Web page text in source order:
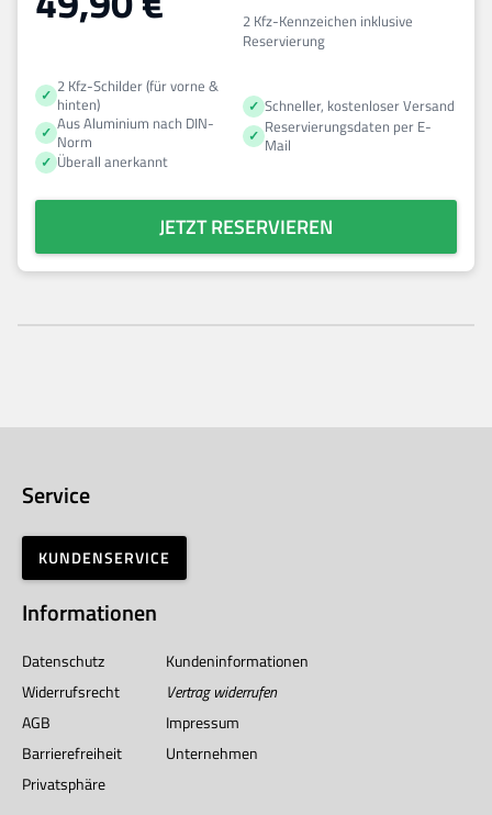
2 Kfz-Kennzeichen inklusive
Reservierung
2 Kfz-Schilder (für vorne &
hinten)
Aus Aluminium nach DIN-
Norm
Überall anerkannt
Schneller, kostenloser Versand
Reservierungsdaten per E-
Mail
JETZT RESERVIEREN
Service
KUNDENSERVICE
Informationen
Datenschutz
Kundeninformationen
Widerrufsrecht
Vertrag widerrufen
AGB
Impressum
Barrierefreiheit
Unternehmen
Privatsphäre